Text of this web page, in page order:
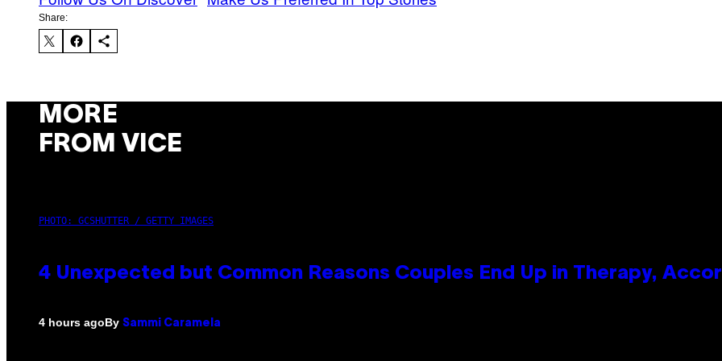
Share:
MORE
FROM VICE
PHOTO: GCSHUTTER / GETTY IMAGES
4 Unexpected but Common Reasons Couples End Up in Therapy,
4 hours agoBy Sammi Caramela